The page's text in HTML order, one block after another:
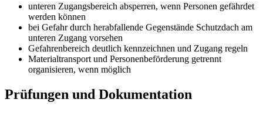
unteren Zugangsbereich absperren, wenn Personen gefährdet
werden können
bei Gefahr durch herabfallende Gegenstände Schutzdach am
unteren Zugang vorsehen
Gefahrenbereich deutlich kennzeichnen und Zugang regeln
Materialtransport und Personenbeförderung getrennt
organisieren, wenn möglich
Prüfungen und Dokumentation